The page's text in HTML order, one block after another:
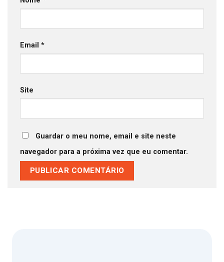
Email *
Site
Guardar o meu nome, email e site neste
navegador para a próxima vez que eu comentar.